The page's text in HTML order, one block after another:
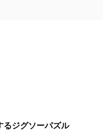
るジグソーパズル